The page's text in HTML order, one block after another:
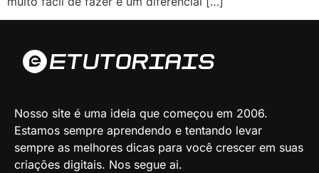
Nosso site é uma ideia que começou em 2006.
Estamos sempre aprendendo e tentando levar
sempre as melhores dicas para você crescer em suas
criações digitais. Nos segue ai.